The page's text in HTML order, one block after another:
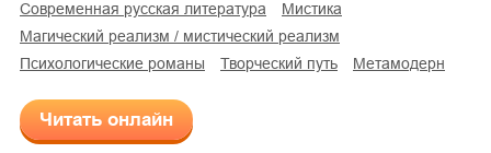
современная русская литература
мистика
магический реализм / мистический реализм
психологические романы
творческий путь метамодерн
Читать онлайн